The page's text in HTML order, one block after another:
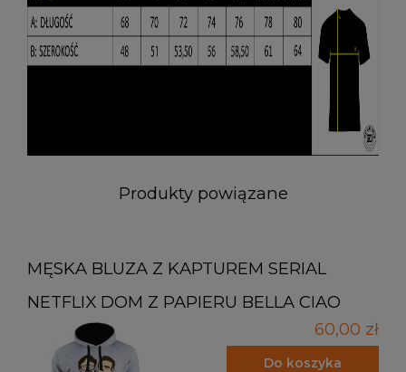
Produkty powiązane
MĘSKA BLUZA Z KAPTUREM SERIAL
NETFLIX DOM Z PAPIERU BELLA CIAO
60,00 zł
Do koszyka